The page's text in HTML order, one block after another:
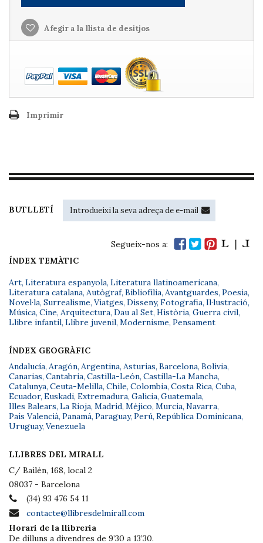
Afegir a la llista de desitjos
Imprimir
BUTLLETÍ
Segueix-nos a:
ÍNDEX TEMÀTIC
Art, Literatura espanyola, Literatura llatinoamericana,
Literatura catalana, Autògraf, Bibliofília, Avantguardes, Poesia,
Novel·la, Surrealisme, Viatges, Disseny, Fotografia, Il·lustració,
Música, Cine, Arquitectura, Dau al Set, Història, Guerra civil,
Llibre infantil, Llibre juvenil, Modernisme, Pensament
ÍNDEX GEOGRÀFIC
Andalucía, Aragón, Argentina, Asturias, Barcelona, Bolivia,
Canarias, Cantabria, Castilla-León, Castilla-La Mancha,
Catalunya, Ceuta-Melilla, Chile, Colombia, Costa Rica, Cuba,
Ecuador, Euskadi, Extremadura, Galicia, Guatemala,
Illes Balears, La Rioja, Madrid, Méjico, Murcia, Navarra,
País Valencià, Panamá, Paraguay, Perú, República Dominicana,
Uruguay, Venezuela
LLIBRES DEL MIRALL
C/ Bailèn, 168, local 2
08037 - Barcelona
(34) 93 476 54 11
contacte@llibresdelmirall.com
Horari de la llibreria
De dilluns a divendres de 9’30 a 13’30.